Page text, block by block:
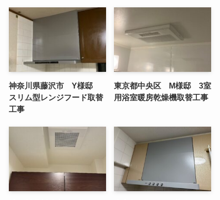
神奈川県藤沢市 Y様邸
スリム型レンジフード取替
工事
東京都中央区 M様邸 3室
用浴室暖房乾燥機取替工事